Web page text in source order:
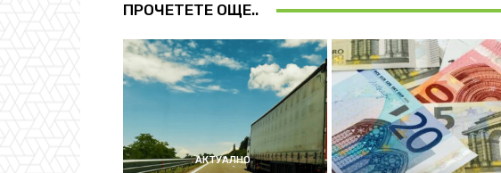
ПРОЧЕТЕТЕ ОЩЕ..
АКТУАЛНО